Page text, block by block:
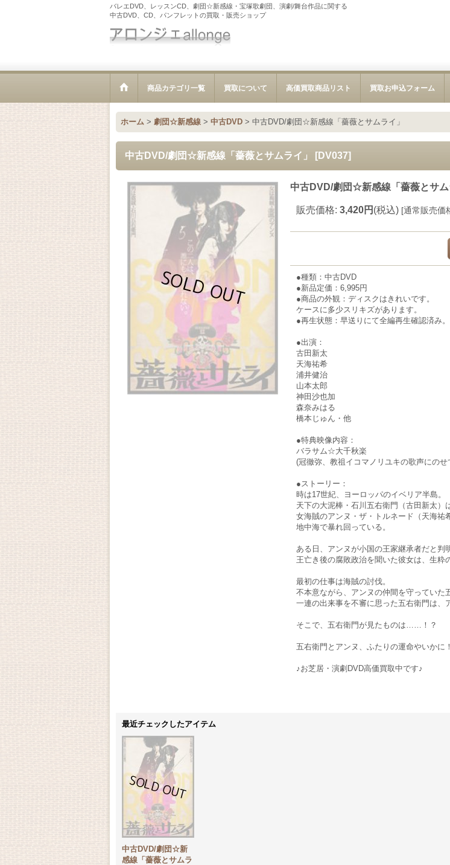
バレエDVD、レッスンCD、劇団☆新感線・宝塚歌劇団、演劇/舞台作品に関する
中古DVD、CD、パンフレットの買取・販売ショップ
商品カテゴリ一覧 買取について 高価買取商品リスト 買取お申込フォーム
ホーム > 劇団☆新感線 > 中古DVD > 中古DVD/劇団☆新感線「薔薇とサムライ」
中古DVD/劇団☆新感線「薔薇とサムライ」 [DV037]
中古DVD/劇団☆新感線「薔薇とサム
販売価格: 3,420円 (税込) [通常販売価
●種類：中古DVD
●新品定価：6,995円
●商品の外観：ディスクはきれいです。
ケースに多少スリキズがあります。
●再生状態：早送りにて全編再生確認済み。
●出演：
古田新太
天海祐希
浦井健治
山本太郎
神田沙也加
森奈みはる
橋本じゅん・他
●特典映像内容：
バラサム☆大千秋楽
(冠徹弥、教祖イコマノリユキの歌声にの
●ストーリー：
時は17世紀、ヨーロッパのイベリア半島。
天下の大泥棒・石川五右衛門（古田新太）
女海賊のアンヌ・ザ・トルネード（天海祐
地中海で暴れ回っている。
ある日、アンヌが小国の王家継承者だと判
王亡き後の腐敗政治を聞いた彼女は、生粋
最初の仕事は海賊の討伐。
不本意ながら、アンヌの仲間を守っていた
一連の出来事を不審に思った五右衛門は、
そこで、五右衛門が見たものは……！？
五右衛門とアンヌ、ふたりの運命やいかに
♪お芝居・演劇DVD高価買取中です♪
最近チェックしたアイテム
中古DVD/劇団☆新
感線「薔薇とサムラ